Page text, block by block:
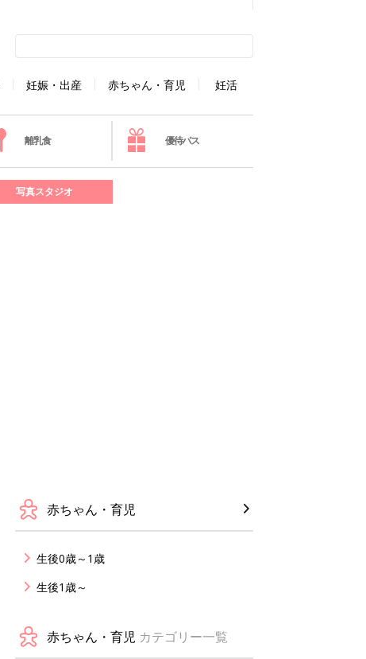
妊娠・出産 赤ちゃん・育児 妊活
離乳食 優待パス
写真スタジオ
赤ちゃん・育児
生後0歳～1歳
生後1歳～
赤ちゃん・育児 カテゴリー一覧